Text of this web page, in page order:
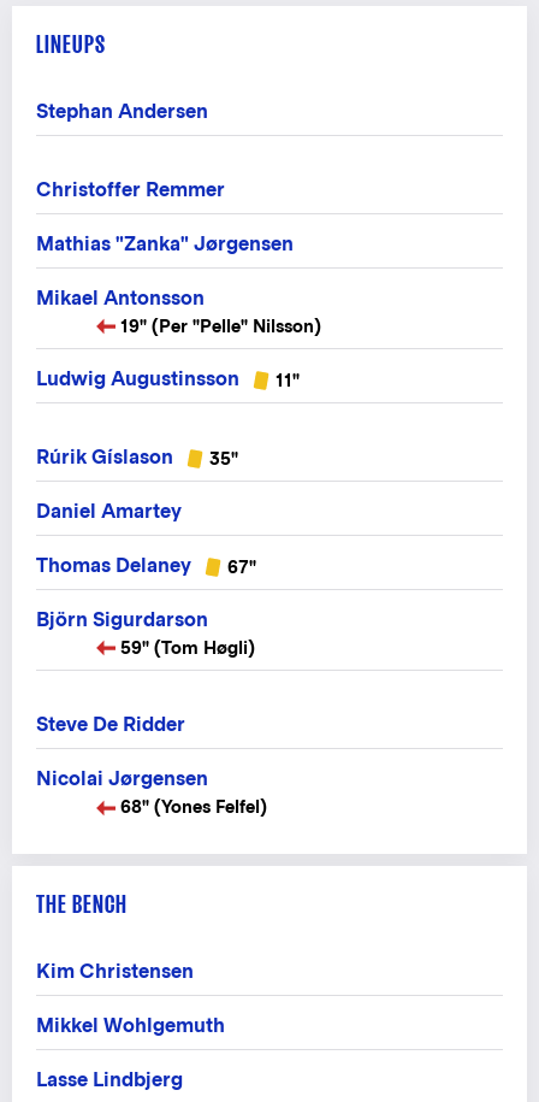
LINEUPS
Stephan Andersen
Christoffer Remmer
Mathias "Zanka" Jørgensen
Mikael Antonsson
19" (Per "Pelle" Nilsson)
Ludwig Augustinsson 11"
Rúrik Gíslason 35"
Daniel Amartey
Thomas Delaney 67"
Björn Sigurdarson
59" (Tom Høgli)
Steve De Ridder
Nicolai Jørgensen
68" (Yones Felfel)
THE BENCH
Kim Christensen
Mikkel Wohlgemuth
Lasse Lindbjerg